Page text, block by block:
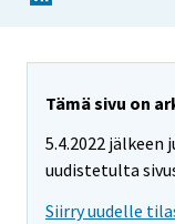
Tämä sivu on
5.4.2022
uudistetulta
Siirry uudelle